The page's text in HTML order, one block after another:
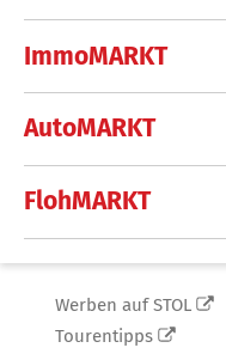
ImmoMARKT
AutoMARKT
FlohMARKT
Werben auf STOL
Tourentipps